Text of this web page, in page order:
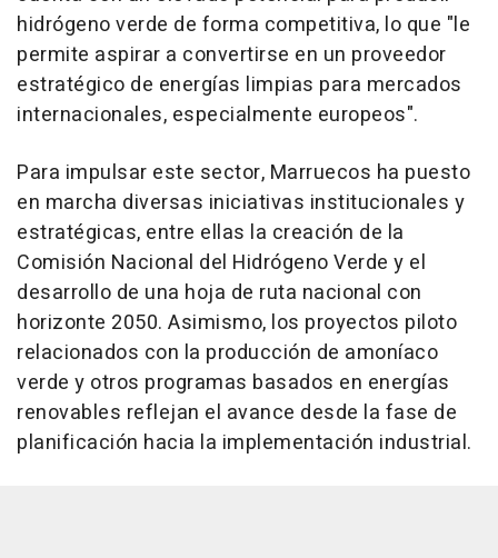
hidrógeno verde de forma competitiva, lo que "le
permite aspirar a convertirse en un proveedor
estratégico de energías limpias para mercados
internacionales, especialmente europeos".
Para impulsar este sector, Marruecos ha puesto
en marcha diversas iniciativas institucionales y
estratégicas, entre ellas la creación de la
Comisión Nacional del Hidrógeno Verde y el
desarrollo de una hoja de ruta nacional con
horizonte 2050. Asimismo, los proyectos piloto
relacionados con la producción de amoníaco
verde y otros programas basados en energías
renovables reflejan el avance desde la fase de
planificación hacia la implementación industrial.